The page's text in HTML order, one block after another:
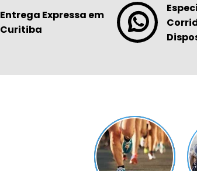
Entrega Expressa em
Curitiba